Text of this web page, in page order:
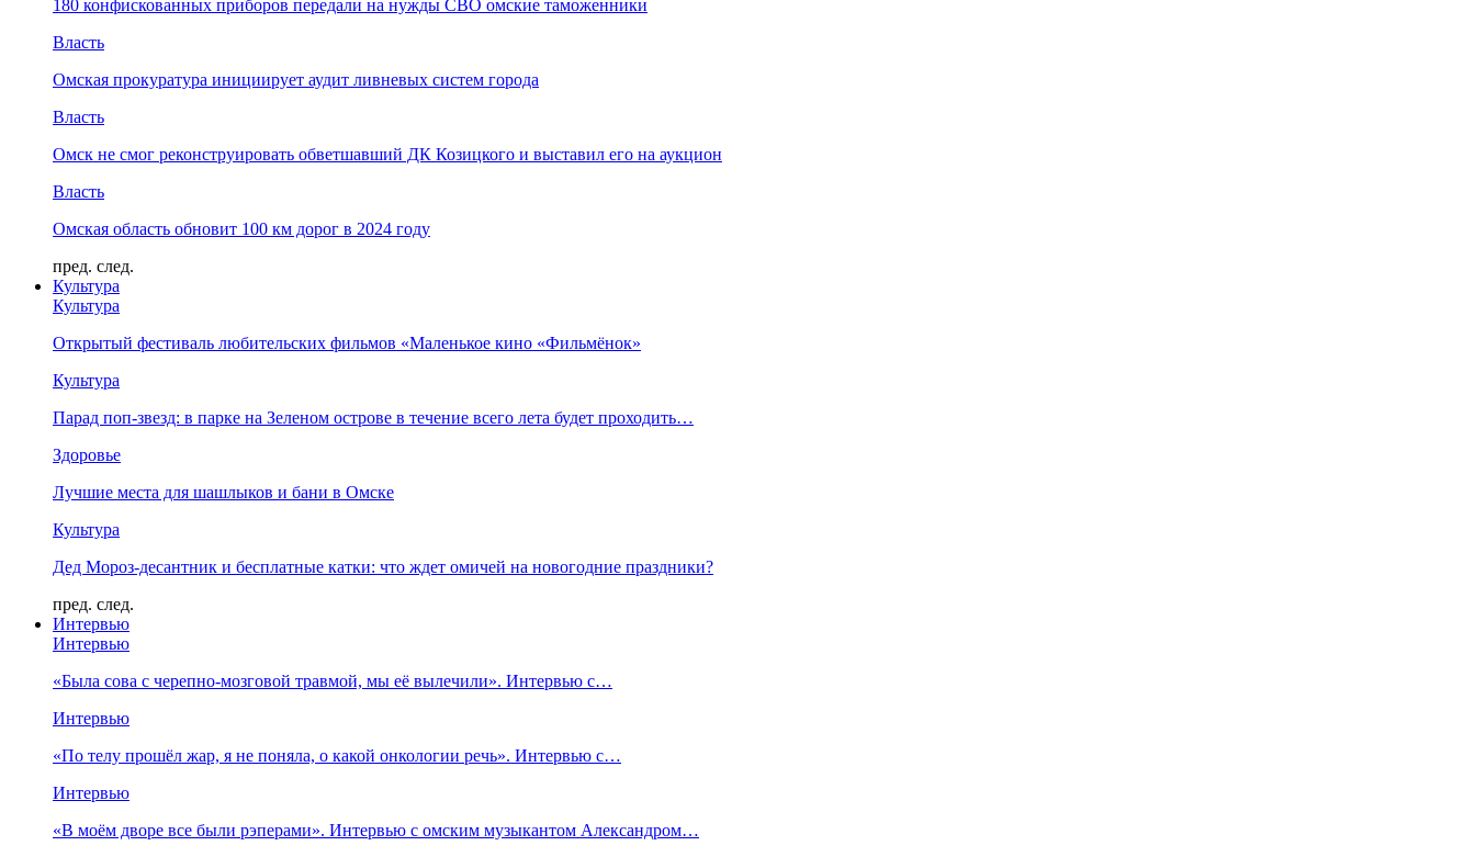
180 конфискованных приборов передали на нужды СВО омские таможенники
Власть
Омская прокуратура инициирует аудит ливневых систем города
Власть
Омск не смог реконструировать обветшавший ДК Козицкого и выставил его на аукцион
Власть
Омская область обновит 100 км дорог в 2024 году
пред. след.
Культура
Культура
Открытый фестиваль любительских фильмов «Маленькое кино «Фильмёнок»
Культура
Парад поп-звезд: в парке на Зеленом острове в течение всего лета будет проходить…
Здоровье
Лучшие места для шашлыков и бани в Омске
Культура
Дед Мороз-десантник и бесплатные катки: что ждет омичей на новогодние праздники?
пред. след.
Интервью
Интервью
«Была сова с черепно-мозговой травмой, мы её вылечили». Интервью с…
Интервью
«По телу прошёл жар, я не поняла, о какой онкологии речь». Интервью с…
Интервью
«В моём дворе все были рэперами». Интервью с омским музыкантом Александром…